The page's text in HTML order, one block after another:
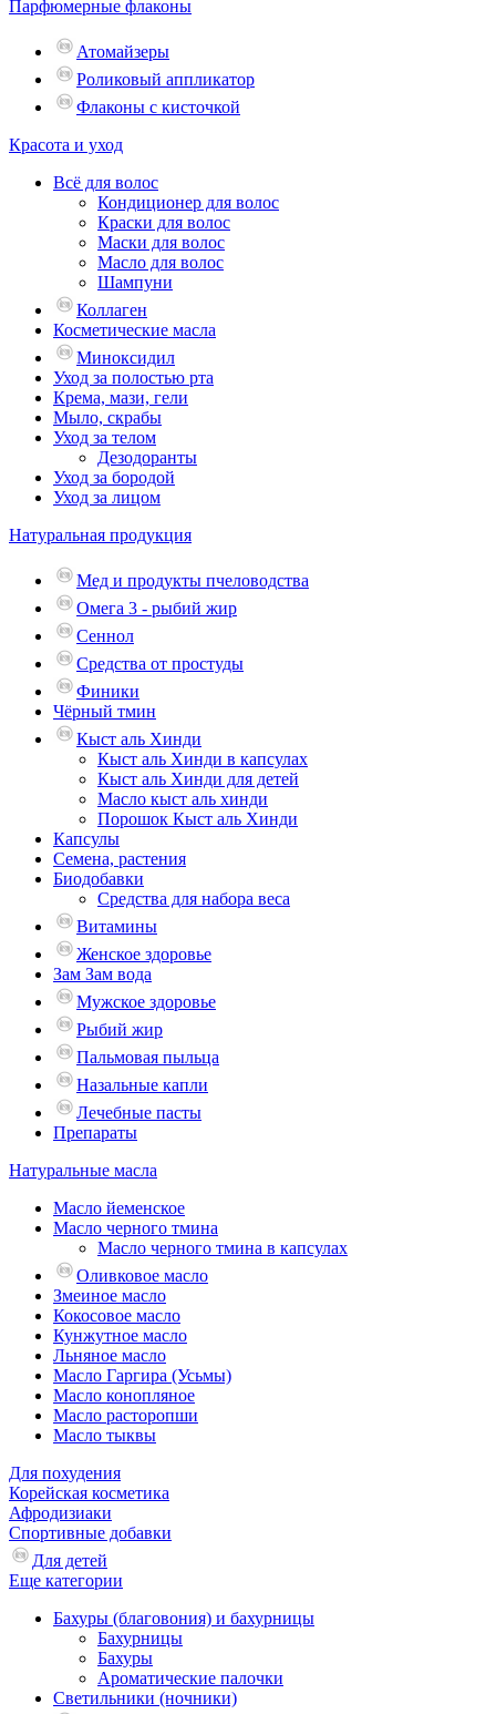
Парфюмерные флаконы
Атомайзеры
Роликовый аппликатор
Флаконы с кисточкой
Красота и уход
Всё для волос
Кондиционер для волос
Краски для волос
Маски для волос
Масло для волос
Шампуни
Коллаген
Косметические масла
Миноксидил
Уход за полостью рта
Крема, мази, гели
Мыло, скрабы
Уход за телом
Дезодоранты
Уход за бородой
Уход за лицом
Натуральная продукция
Мед и продукты пчеловодства
Омега 3 - рыбий жир
Сеннол
Средства от простуды
Финики
Чёрный тмин
Кыст аль Хинди
Кыст аль Хинди в капсулах
Кыст аль Хинди для детей
Масло кыст аль хинди
Порошок Кыст аль Хинди
Капсулы
Семена, растения
Биодобавки
Средства для набора веса
Витамины
Женское здоровье
Зам Зам вода
Мужское здоровье
Рыбий жир
Пальмовая пыльца
Назальные капли
Лечебные пасты
Препараты
Натуральные масла
Масло йеменское
Масло черного тмина
Масло черного тмина в капсулах
Оливковое масло
Змеиное масло
Кокосовое масло
Кунжутное масло
Льняное масло
Масло Гаргира (Усьмы)
Масло конопляное
Масло расторопши
Масло тыквы
Для похудения
Корейская косметика
Афродизиаки
Спортивные добавки
Для детей
Еще категории
Бахуры (благовония) и бахурницы
Бахурницы
Бахуры
Ароматические палочки
Светильники (ночники)